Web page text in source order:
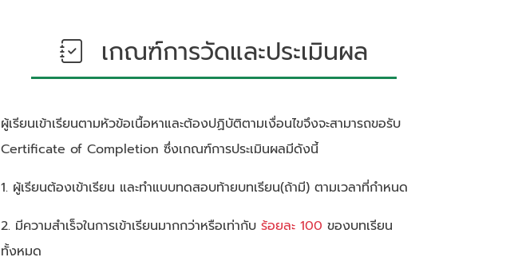
เกณฑ์การวัดและประเมินผล
ผู้เรียนเข้าเรียนตามหัวข้อเนื้อหาและต้องปฏิบัติตามเงื่อนไขจึงจะสามารถขอรับ
Certificate of Completion ซึ่งเกณฑ์การประเมินผลมีดังนี้
1. ผู้เรียนต้องเข้าเรียน และทำแบบทดสอบท้ายบทเรียน(ถ้ามี) ตามเวลาที่กำหนด
2. มีความสำเร็จในการเข้าเรียนมากกว่าหรือเท่ากับ ร้อยละ 100 ของบทเรียน
ทั้งหมด